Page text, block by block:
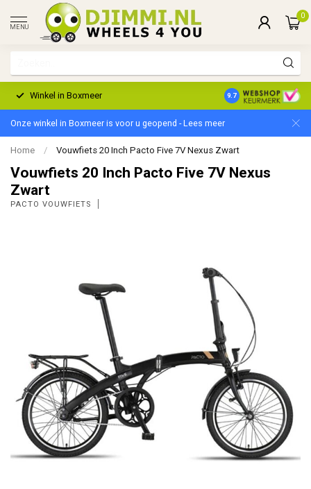
MENU
0
Winkel in Boxmeer 2 Jaar Garantie
9.7
Onze winkel in Boxmeer is voor u geopend - Lees meer
Home / Vouwfiets 20 Inch Pacto Five 7V Nexus Zwart
Vouwfiets 20 Inch Pacto Five 7V Nexus
Zwart
PACTO VOUWFIETS